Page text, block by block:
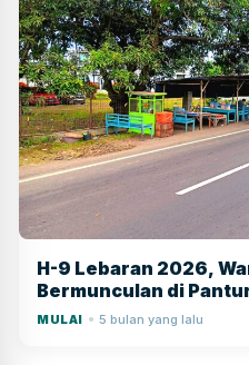
H-9 Lebaran 2026,
Bermunculan di
MULAI ● 5 bulan yang lalu